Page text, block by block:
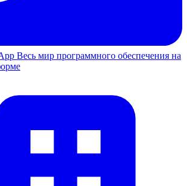
Весь мир программного обеспечения на